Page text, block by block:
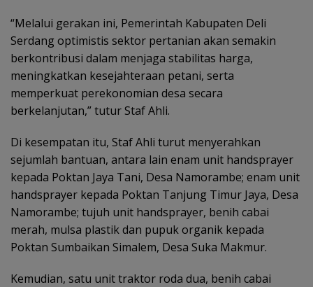
“Melalui gerakan ini, Pemerintah Kabupaten Deli
Serdang optimistis sektor pertanian akan semakin
berkontribusi dalam menjaga stabilitas harga,
meningkatkan kesejahteraan petani, serta
memperkuat perekonomian desa secara
berkelanjutan,” tutur Staf Ahli.
Di kesempatan itu, Staf Ahli turut menyerahkan
sejumlah bantuan, antara lain enam unit handsprayer
kepada Poktan Jaya Tani, Desa Namorambe; enam unit
handsprayer kepada Poktan Tanjung Timur Jaya, Desa
Namorambe; tujuh unit handsprayer, benih cabai
merah, mulsa plastik dan pupuk organik kepada
Poktan Sumbaikan Simalem, Desa Suka Makmur.
Kemudian, satu unit traktor roda dua, benih cabai